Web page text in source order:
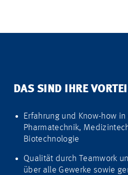
DAS SIND IHRE
Erfahrung und Know-how
Pharmatechnik,
Biotechnologie
Qualität durch Teamwork
über alle Gewerke sowie